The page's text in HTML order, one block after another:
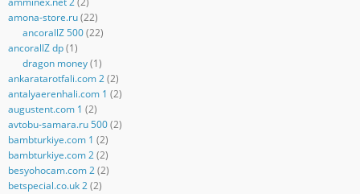
amona-store.ru(22)
ancorallZ 500(22)
ancorallZ dp(1)
dragon money(1)
ankaratarotfali.com 2(2)
antalyaerenhali.com 1 (2)
augustent.com 1 (2)
avtobu-samara.ru 500(2)
bambturkiye.com 1 (2)
bambturkiye.com 2(2)
besyohocam.com 2(2)
betspecial.co.uk 2(2)